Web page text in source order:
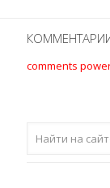
comments